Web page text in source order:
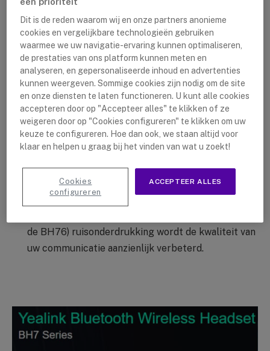
nemen.
Automatische draagdetectie : Zodra u de headset
opzet, zijn alle functies gereed voor een perfecte
geluidservaring.
Flexibele microfoonarm: De microfoonarm kan
worden ingetrokken en volledig worden verborgen,
of normaal naar uw mond worden uitgeschoven. U
kunt de headset gebruiken met de microfoonarm
in- of uitgeschoven.
Ruisonderdrukking: Dankzij de Acoustic Shield-
technologie, die achtergrondgeluid onderdrukt met
behulp van geïntegreerde microfoons, en dankzij
de BH76) ruisonderdrukking wordt de kwaliteit van
uw communicatie aanzienlijk verbeterd.
Dit is de reden waarom wij en onze partners anonieme
cookies en vergelijkbare technologieën gebruiken
waarmee we uw navigatie-ervaring kunnen optimaliseren,
de prestaties van ons platform kunnen meten en
analyseren, en gepersonaliseerde inhoud en advertenties
kunnen weergeven. Sommige cookies zijn nodig om de site
en onze diensten te laten functioneren. U kunt alle cookies
accepteren door op "Accepteer alles" te klikken of ze
weigeren door op "Cookies configureren" te klikken om uw
keuze te configureren. Hoe dan ook, we staan altijd voor
klaar en helpen u graag bij het vinden van wat u zoekt!
ACCEPTEER ALLES
Cookies
configureren